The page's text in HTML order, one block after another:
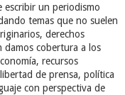
escribir un periodismo
temas que no suelen
derechos
damos cobertura a los
recursos
de prensa, política
con perspectiva de